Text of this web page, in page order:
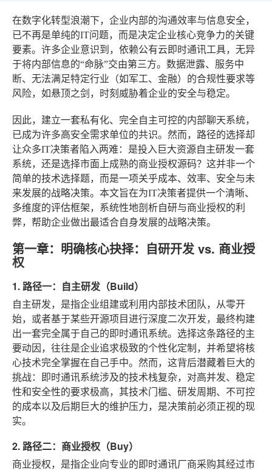
在数字化转型浪潮下，企业内部的沟通效率与信息安全，
已不再是单纯的IT问题，而是决定企业核心竞争力的关键
要素。许多企业意识到，依赖公有云即时通讯工具，无异
于将内部信息的“命脉”交由第三方。数据泄露、服务中
断、无法满足特定行业（如军工、金融）的合规性要求等
风险，如悬顶之剑，时刻威胁着企业的安全与稳定。
因此，建立一套私有化、完全自主可控的内部聊天系统，
已成为许多高安全需求单位的共识。然而，路径的选择却
让众多IT决策者陷入两难：是投入巨大资源自主研发一套
系统，还是选择市面上成熟的商业授权源码？这并非一个
简单的技术选择题，而是一项关乎成本、效率、安全与未
来发展的战略决策。本文旨在为IT决策者提供一个清晰、
多维度的评估框架，系统性地剖析自研与商业授权的利
弊，帮助企业做出最适合自身发展的战略决策。
第一章：明确核心抉择：自研开发 vs. 商业授
权
1. 路径一：自主研发（Build）
自主研发，是指企业组建或利用内部技术团队，从零开
始，或者基于某些开源项目进行深度二次开发，最终构建
出一套完全属于自己的即时通讯系统。选择这条路径的主
要动因，往往是企业追求极致的个性化定制，并希望将核
心技术完全掌握在自己手中。然而，这背后潜藏着巨大的
挑战：即时通讯系统涉及的技术栈复杂，对高并发、稳定
性和安全性的要求极高，其技术门槛、研发周期、不可控
的成本以及后期巨大的维护压力，是决策前必须正视的现
实。
2. 路径二：商业授权（Buy）
商业授权，是指企业向专业的即时通讯厂商采购其经过市